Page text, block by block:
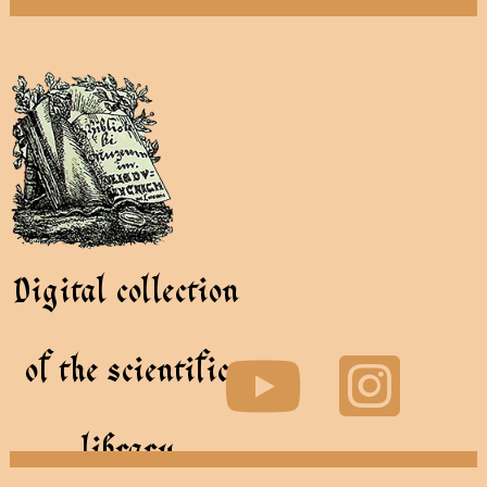
Digital collection
of the scientific
library